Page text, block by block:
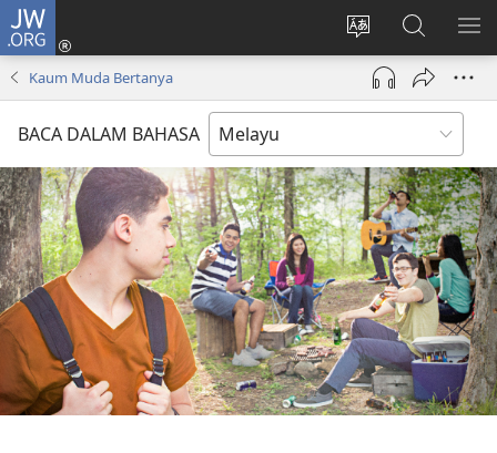
JW.ORG
Tukar
bahasa
laman
web
Log
Masuk
(membuka
tetingkap
baharu)
Cari
JW.ORG
Kaum Muda Bertanya
BACA DALAM BAHASA